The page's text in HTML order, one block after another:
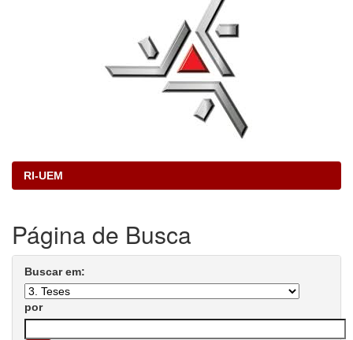
RI-UEM
Página de Busca
Buscar em:
por